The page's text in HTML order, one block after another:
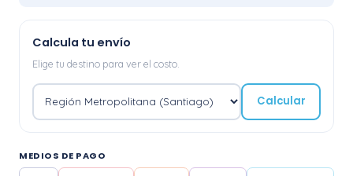
Calcula tu envío
Elige tu destino para ver el costo.
Calcular
MEDIOS DE PAGO